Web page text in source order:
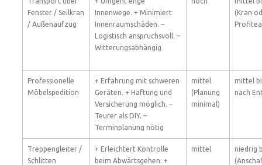
Fenster / Seilkran
/ Außenaufzug
Innenwege. + Minimiert
Innenraumschäden. –
Logistisch anspruchsvoll. –
Witterungsabhängig
(Kran
Professionelle
Möbelspedition
+ Erfahrung mit schweren
Geräten. + Haftung und
Versicherung möglich. –
Teurer als DIY. –
Terminplanung nötig
mittel
(Planung
minimal)
mittel
nach
Treppengleiter /
Schlitten
+ Erleichtert Kontrolle
beim Abwärtsgehen. +
mittel
niedrig